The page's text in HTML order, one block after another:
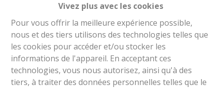
Vivez plus avec les cookies
Pour vous offrir la meilleure expérience possible,
nous et des tiers utilisons des technologies telles que
les cookies pour accéder et/ou stocker les
informations de l'appareil. En acceptant ces
technologies, vous nous autorisez, ainsi qu'à des
tiers, à traiter des données personnelles telles que le
APPARTEMENT DE VACANCES 4 PERSONNES
83530 Agay (France) Ref